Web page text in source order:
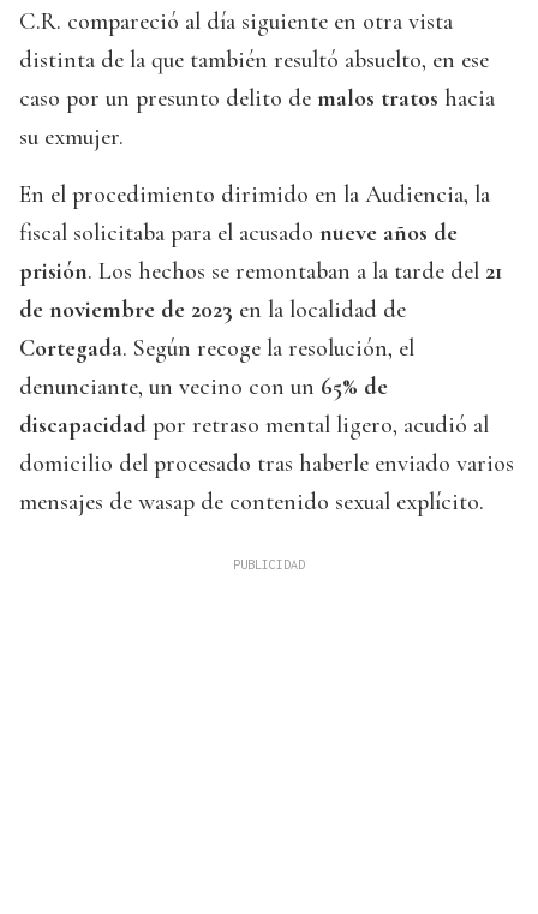
C.R. compareció al día siguiente en otra vista
distinta de la que también resultó absuelto, en ese
caso por un presunto delito de malos tratos hacia
su exmujer.
En el procedimiento dirimido en la Audiencia, la
fiscal solicitaba para el acusado nueve años de
prisión. Los hechos se remontaban a la tarde del 21
de noviembre de 2023 en la localidad de
Cortegada. Según recoge la resolución, el
denunciante, un vecino con un 65% de
discapacidad por retraso mental ligero, acudió al
domicilio del procesado tras haberle enviado varios
mensajes de wasap de contenido sexual explícito.